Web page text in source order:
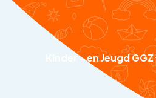
Kinder - en Jeugd GGZ